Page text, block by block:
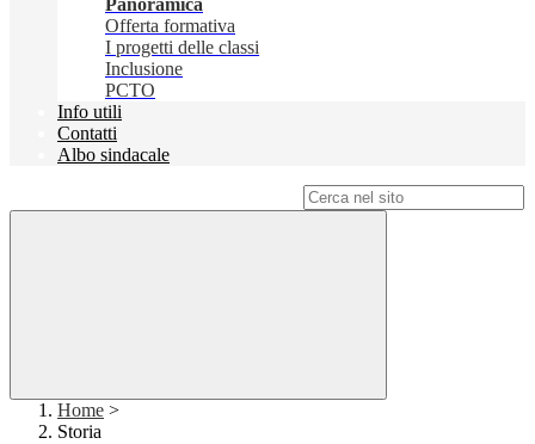
Panoramica
Offerta formativa
I progetti delle classi
Inclusione
PCTO
Info utili
Contatti
Albo sindacale
Home >
Storia